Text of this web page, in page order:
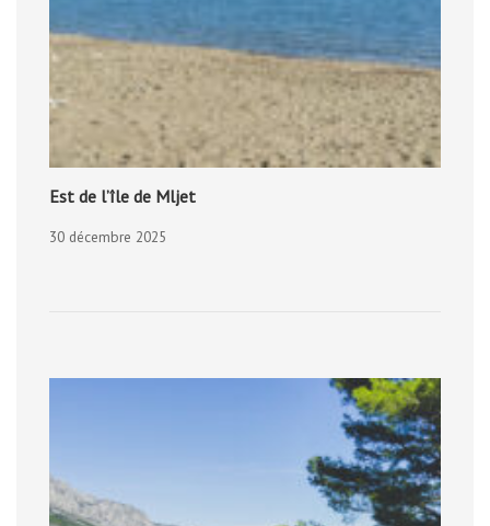
Est de l’île de Mljet
30 décembre 2025